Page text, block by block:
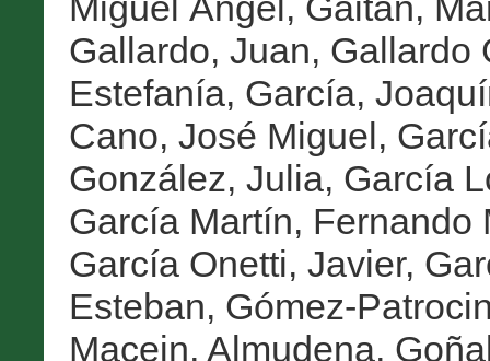
Gallardo, Juan, Gallardo
Estefanía, García,
Cano, José Miguel,
González, Julia, García
García Martín, Fernando
García Onetti, Javier,
Esteban, Gómez-
Macein, Almudena,